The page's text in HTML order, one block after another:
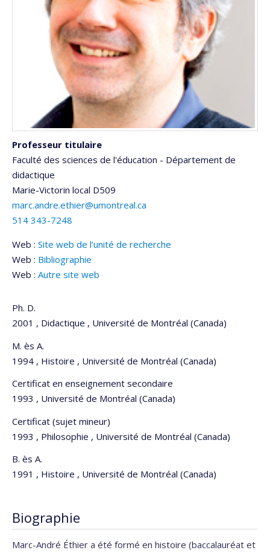
Professeur titulaire
Faculté des sciences de l'éducation - Département de
didactique
Marie-Victorin local D509
marc.andre.ethier@umontreal.ca
514 343-7248
Web : Site web de l’unité de recherche
Web : Bibliographie
Web : Autre site web
Ph. D.
2001 , Didactique , Université de Montréal (Canada)
M. ès A.
1994 , Histoire , Université de Montréal (Canada)
Certificat en enseignement secondaire
1993 , Université de Montréal (Canada)
Certificat (sujet mineur)
1993 , Philosophie , Université de Montréal (Canada)
B. ès A.
1991 , Histoire , Université de Montréal (Canada)
Biographie
Marc-André Éthier a été formé en histoire (baccalauréat et